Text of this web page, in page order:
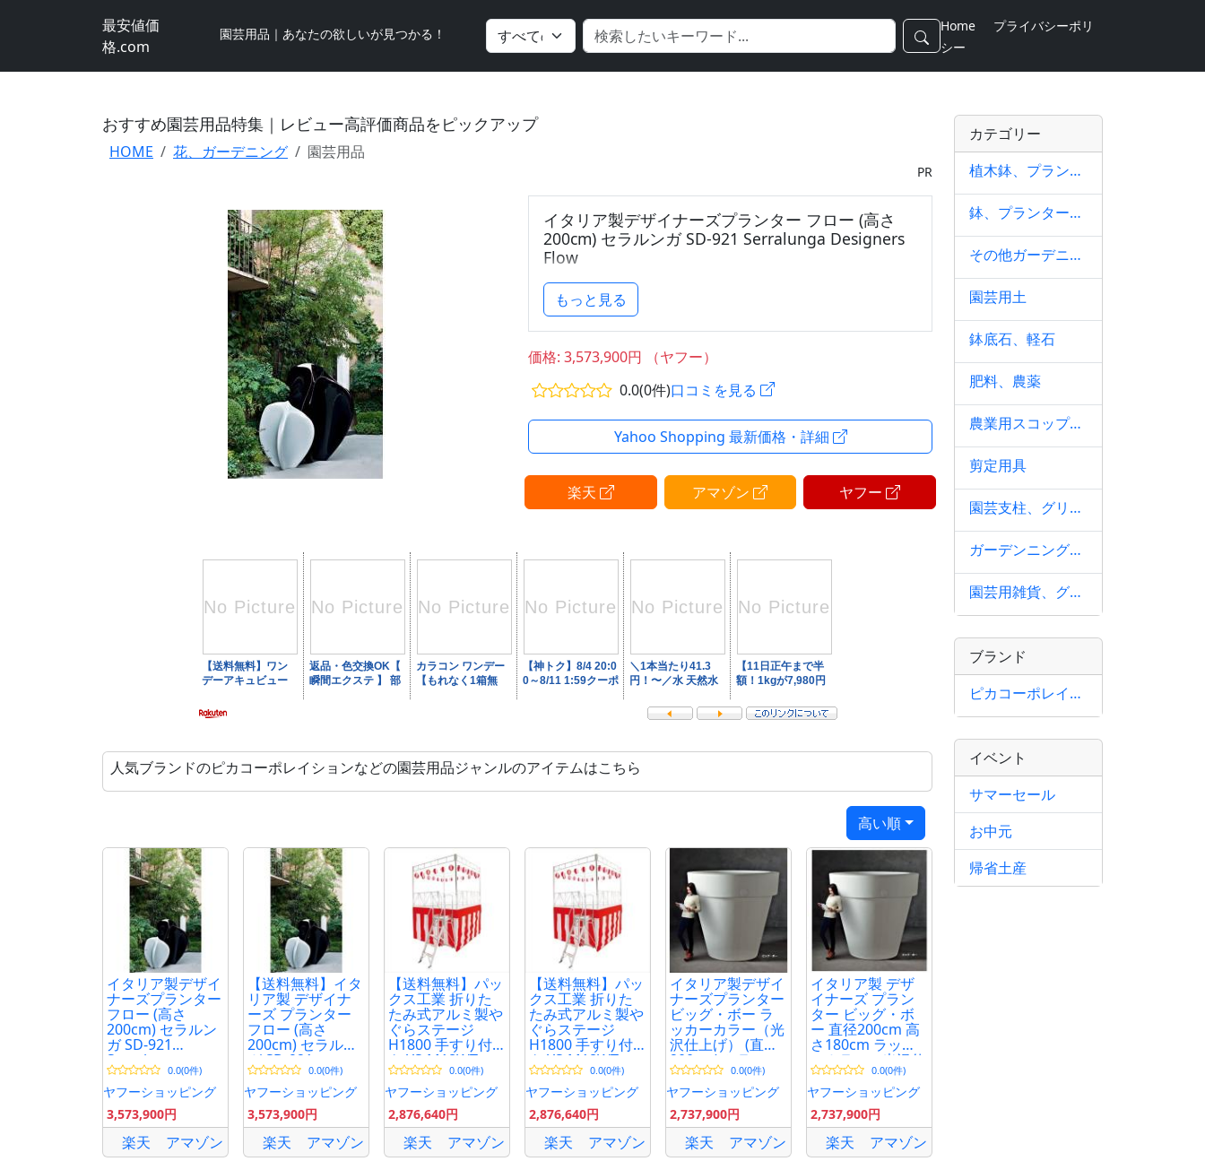
最安値価
格.com
園芸用品｜あなたの欲しいが見つかる！ Home
プライバシーポリ
シー
おすすめ園芸用品特集｜レビュー高評価商品をピックアップ
HOME 花、ガーデニング 園芸用品
PR
イタリア製デザイナーズプランター フロー (高さ
200cm) セラルンガ SD-921 Serralunga Designers
Flow
もっと見る
価格: 3,573,900円 （ヤフー）
0.0(0件)口コミを見る
Yahoo Shopping 最新価格・詳細
楽天 アマゾン ヤフー
人気ブランドのピカコーポレイションなどの園芸用品ジャンルのアイテムはこちら
高い順
イタリア製デザイ
ナーズプランター
フロー (高さ
200cm) セラルン
ガ SD-921
Serralunga
Designers Flow
0.0(0件)
ヤフーショッピング
3,573,900円
楽天 アマゾン
【送料無料】イタ
リア製 デザイナ
ーズ プランター
フロー (高さ
200cm) セラルン
ガ SD-921
Serralunga
Designers Flow
0.0(0件)
ヤフーショッピング
3,573,900円
楽天 アマゾン
【送料無料】パッ
クス工業 折りた
たみ式アルミ製や
ぐらステージ
H1800 手すり付
き YS-M18WT
0.0(0件)
ヤフーショッピング
2,876,640円
楽天 アマゾン
【送料無料】パッ
クス工業 折りた
たみ式アルミ製や
ぐらステージ
H1800 手すり付
き YS-M18WT
0.0(0件)
ヤフーショッピング
2,876,640円
楽天 アマゾン
イタリア製デザイ
ナーズプランター
ビッグ・ボー ラ
ッカーカラー（光
沢仕上げ） (直径
200cm) セラルン
ガ SD-900-200
Serralunga
Designers Big-Bo
ITALY
0.0(0件)
ヤフーショッピング
2,737,900円
楽天 アマゾン
イタリア製 デザ
イナーズ プラン
ター ビッグ・ボ
ー 直径200cm 高
さ180cm ラッカ
ーカラー（光沢仕
上げ）大型 植木
鉢 セラルンガ SD-
900-200 MADE IN
ITALY
0.0(0件)
ヤフーショッピング
2,737,900円
楽天 アマゾン
カテゴリー
植木鉢、プランター
鉢、プランターカバー
その他ガーデニング、園芸用品
園芸用土
鉢底石、軽石
肥料、農薬
農業用スコップ、シャベル
剪定用具
園芸支柱、グリーンフェンス
ガーデンニングウェア
園芸用雑貨、グッズ
ブランド
ピカコーポレイション
イベント
サマーセール
お中元
帰省土産